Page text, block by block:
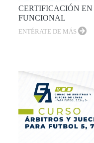
CERTIFICACIÓN
FUNCIONAL
ENTÉRATE DE MÁS